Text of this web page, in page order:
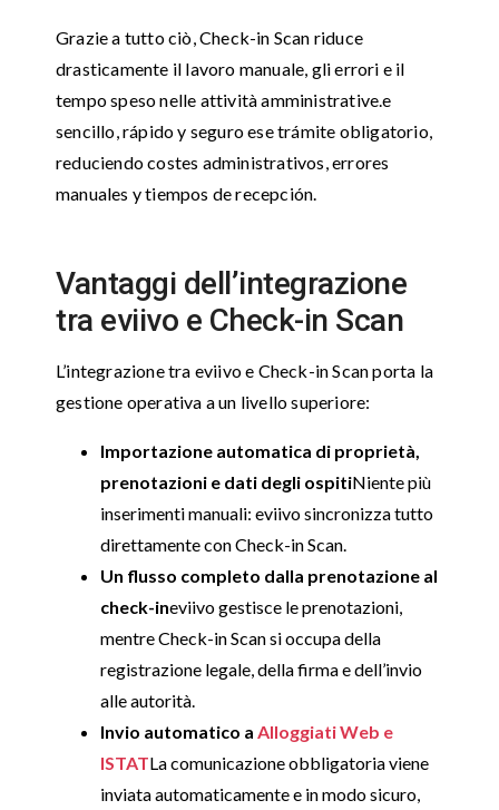
Grazie a tutto ciò, Check-in Scan riduce
drasticamente il lavoro manuale, gli errori e il
tempo speso nelle attività amministrative.e
sencillo, rápido y seguro ese trámite obligatorio,
reduciendo costes administrativos, errores
manuales y tiempos de recepción.
Vantaggi dell’integrazione
tra eviivo e Check-in Scan
L’integrazione tra eviivo e Check-in Scan porta la
gestione operativa a un livello superiore:
Importazione automatica di proprietà,
prenotazioni e dati degli ospitiNiente più
inserimenti manuali: eviivo sincronizza tutto
direttamente con Check-in Scan.
Un flusso completo dalla prenotazione al
check-ineviivo gestisce le prenotazioni,
mentre Check-in Scan si occupa della
registrazione legale, della firma e dell’invio
alle autorità.
Invio automatico a Alloggiati Web e
ISTATLa comunicazione obbligatoria viene
inviata automaticamente e in modo sicuro,